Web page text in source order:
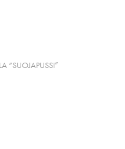
“SUOJAPUSSI”